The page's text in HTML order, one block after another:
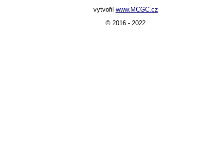
vytvořil www.MCGC.cz
© 2016 - 2022